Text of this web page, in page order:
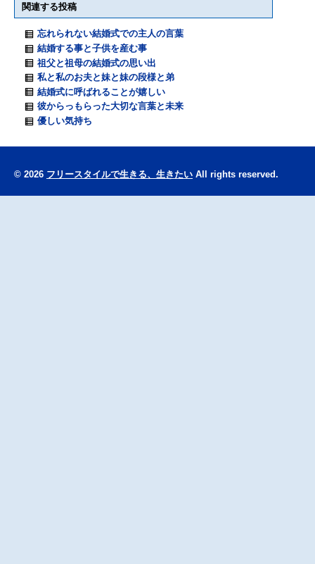
関連する投稿
忘れられない結婚式での主人の言葉
結婚する事と子供を産む事
祖父と祖母の結婚式の思い出
私と私のお夫と妹と妹の段様と弟
結婚式に呼ばれることが嬉しい
彼からっもらった大切な言葉と未来
優しい気持ち
© 2026 フリースタイルで生きる、生きたい All rights reserved.